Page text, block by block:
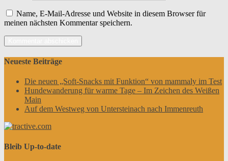
Name, E-Mail-Adresse und Website in diesem Browser für
meinen nächsten Kommentar speichern.
Neueste Beiträge
Die neuen „Soft-Snacks mit Funktion“ von mammaly im Test
Hundewanderung für warme Tage – Im Zeichen des Weißen
Main
Auf dem Westweg von Untersteinach nach Immenreuth
Bleib Up-to-date